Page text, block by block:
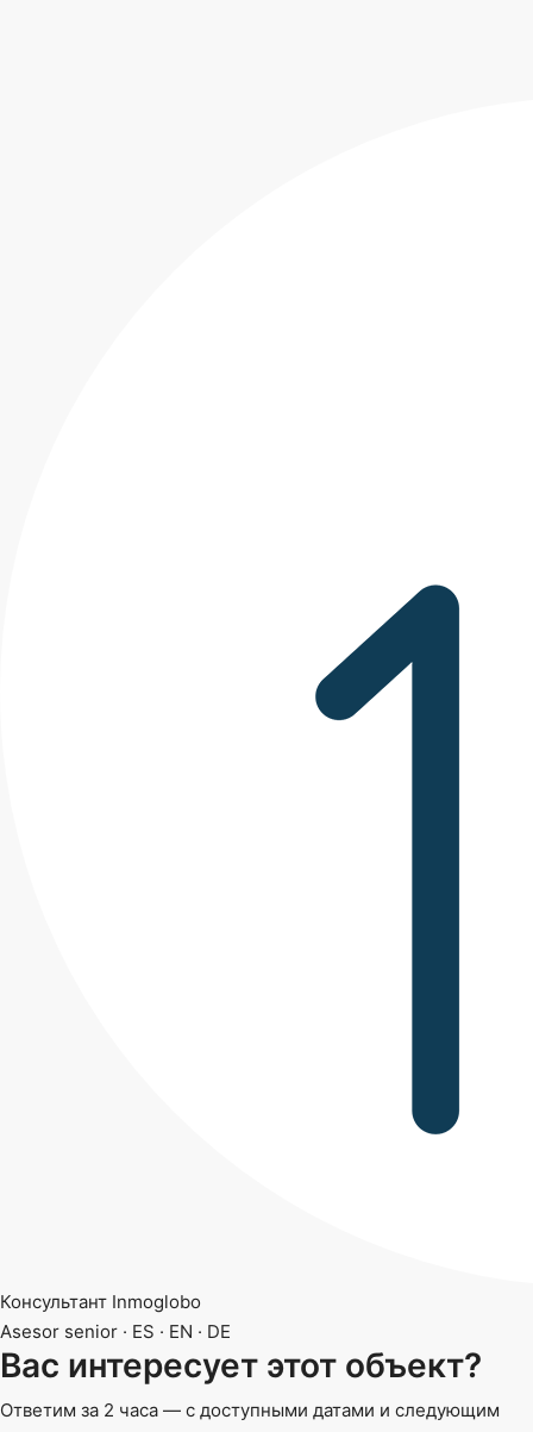
Консультант Inmoglobo
Asesor senior · ES · EN · DE
Вас интересует этот объект?
Ответим за 2 часа — с доступными датами и следующим